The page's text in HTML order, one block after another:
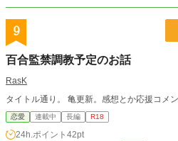
9
百合監禁調教予定のお話
RasK
タイトル通り。 亀更新。感想とか応援コメ
恋愛 連載中 長編 R18
24h.ポイント 42pt